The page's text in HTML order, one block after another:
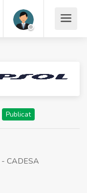
Publicat
CADESA